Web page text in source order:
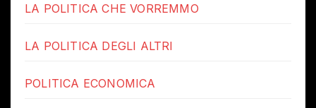
LA POLITICA CHE VORREMMO
LA POLITICA DEGLI ALTRI
POLITICA ECONOMICA